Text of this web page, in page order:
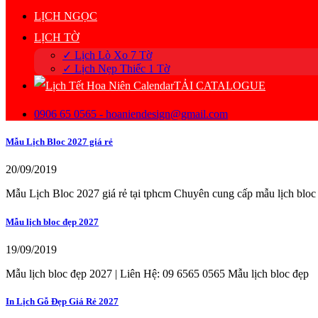
LỊCH NGỌC
LỊCH TỜ
✓ Lịch Lò Xo 7 Tờ
✓ Lịch Nẹp Thiếc 1 Tờ
TẢI CATALOGUE
0906 65 0565 - hoaniendesign@gmail.com
Mẫu Lịch Bloc 2027 giá rẻ
20/09/2019
Mẫu Lịch Bloc 2027 giá rẻ tại tphcm Chuyên cung cấp mẫu lịch bloc
Mẫu lịch bloc đẹp 2027
19/09/2019
Mẫu lịch bloc đẹp 2027 | Liên Hệ: 09 6565 0565 Mẫu lịch bloc đẹp
In Lịch Gỗ Đẹp Giá Rẻ 2027